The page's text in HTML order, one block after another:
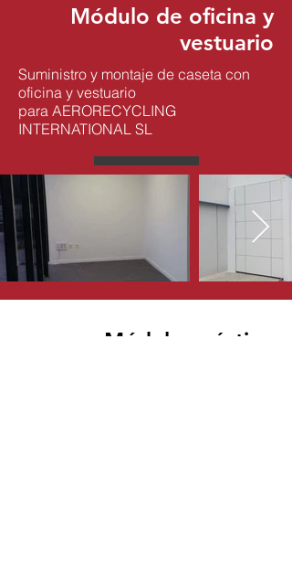
Módulo de oficina y
vestuario
Suministro y montaje de caseta con
oficina y vestuario
para AERORECYCLING
INTERNATIONAL SL
Módulo acústico